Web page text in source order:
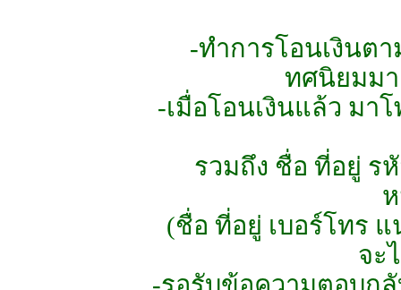
-ทำการโอนเงินต
ทศนิยมมา
-เมื่อโอนเงินแล้ว มา
รวมถึง ชื่อ ที่อยู่ ร
(ชื่อ ที่อยู่ เบอร์โทร
จะ